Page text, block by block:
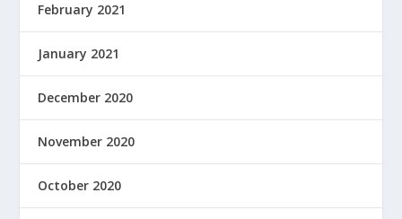
February 2021
January 2021
December 2020
November 2020
October 2020